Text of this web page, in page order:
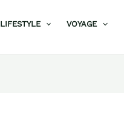
LIFESTYLE VOYAGE